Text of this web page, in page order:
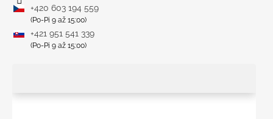
+420 603 194 559
(Po-Pi 9 až 15:00)
+421 951 541 339
(Po-Pi 9 až 15:00)